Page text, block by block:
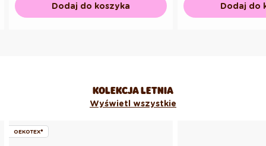
Dodaj do koszyka Dodaj do
KOLEKCJA LETNIA
Wyświetl wszystkie
OEKOTEX®